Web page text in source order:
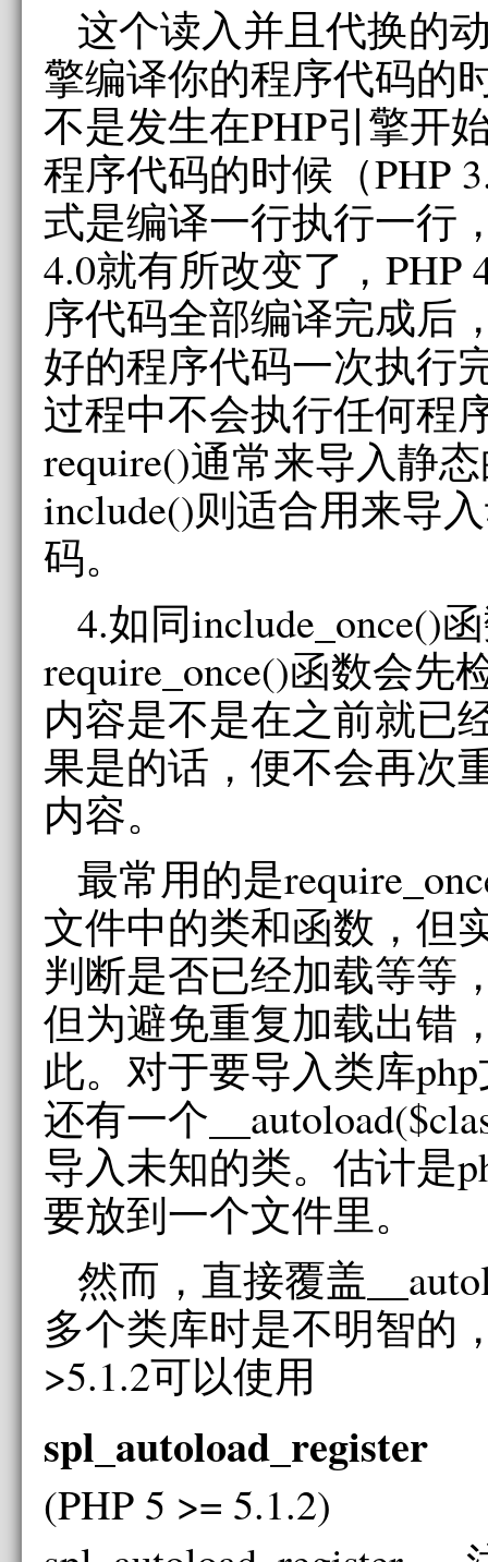
这个读入并且代换的
擎编译你的程序代码的
不是发生在PHP引擎开
程序代码的时候（PHP
式是编译一行执行一行
4.0就有所改变了，PHP
序代码全部编译完成后
好的程序代码一次执行
过程中不会执行任何程
require()通常来导入静
include()则适合用来导
码。
4.如同include_once()
require_once()函数会先
内容是不是在之前就已
果是的话，便不会再次
内容。
最常用的是
文件中的类和函数，但
判断是否已经加载等等
但为避免重复加载出错
此。对于要导入类库
还有一个
导入未知的类。估计是
要放到一个文件里。
然而，直接覆盖
多个类库时是不明智的
>5.1.2可以使用
spl_autoload_register
(PHP 5 >= 5.1.2)